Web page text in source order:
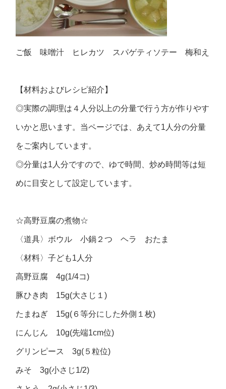
ご飯 味噌汁 ヒレカツ スパゲティソテー 梅和え
【材料およびレシピ紹介】
◎実際の調理は４人分以上の分量で行う方が作りやす
いかと思います。当ページでは、あえて1人分の分量
をご案内しています。
◎分量は1人分ですので、ゆで時間、炒め時間等は短
めに目安として設定しています。
☆高野豆腐の煮物☆
〈道具〉ボウル 小鍋２つ ヘラ おたま
〈材料〉子ども1人分
高野豆腐 4g(1/4コ)
豚ひき肉 15g(大さじ１)
たまねぎ 15g(６等分にした外側１枚)
にんじん 10g(先端1cm位)
グリンピース 3g(５粒位)
みそ 3g(小さじ1/2)